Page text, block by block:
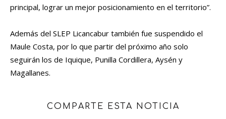
principal, lograr un mejor posicionamiento en el territorio”.
Además del SLEP Licancabur también fue suspendido el
Maule Costa, por lo que partir del próximo año solo
seguirán los de Iquique, Punilla Cordillera, Aysén y
Magallanes.
COMPARTE ESTA NOTICIA